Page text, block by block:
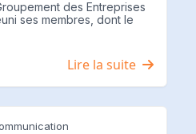
des Entreprises
ses membres, dont le
Lire la suite